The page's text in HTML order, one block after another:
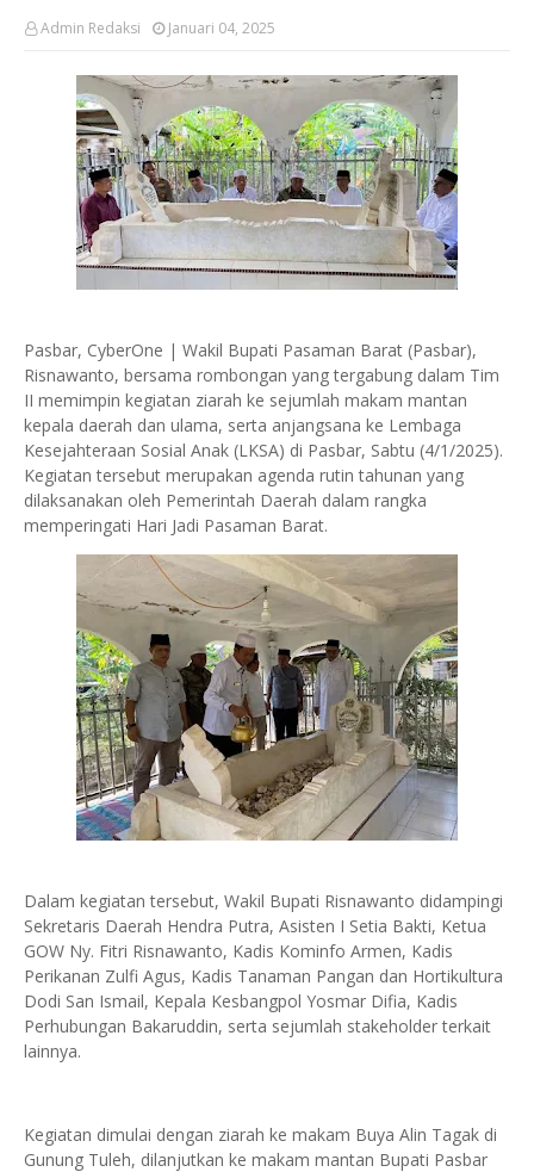
Admin Redaksi Januari 04, 2025
Pasbar, CyberOne | Wakil Bupati Pasaman Barat (Pasbar),
Risnawanto, bersama rombongan yang tergabung dalam Tim
II memimpin kegiatan ziarah ke sejumlah makam mantan
kepala daerah dan ulama, serta anjangsana ke Lembaga
Kesejahteraan Sosial Anak (LKSA) di Pasbar, Sabtu (4/1/2025).
Kegiatan tersebut merupakan agenda rutin tahunan yang
dilaksanakan oleh Pemerintah Daerah dalam rangka
memperingati Hari Jadi Pasaman Barat.
Dalam kegiatan tersebut, Wakil Bupati Risnawanto didampingi
Sekretaris Daerah Hendra Putra, Asisten I Setia Bakti, Ketua
GOW Ny. Fitri Risnawanto, Kadis Kominfo Armen, Kadis
Perikanan Zulfi Agus, Kadis Tanaman Pangan dan Hortikultura
Dodi San Ismail, Kepala Kesbangpol Yosmar Difia, Kadis
Perhubungan Bakaruddin, serta sejumlah stakeholder terkait
lainnya.
Kegiatan dimulai dengan ziarah ke makam Buya Alin Tagak di
Gunung Tuleh, dilanjutkan ke makam mantan Bupati Pasbar